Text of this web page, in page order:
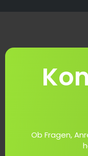
Ob Fragen,